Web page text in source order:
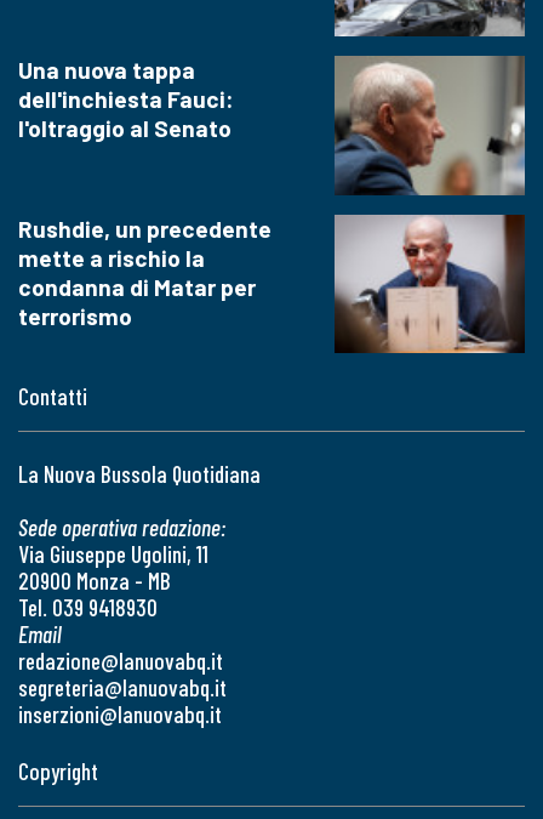
Contatti
La Nuova Bussola Quotidiana
Sede operativa redazione:
Via Giuseppe Ugolini, 11
20900 Monza - MB
Tel. 039 9418930
Email
redazione@lanuovabq.it
segreteria@lanuovabq.it
inserzioni@lanuovabq.it
Una nuova tappa
dell'inchiesta Fauci:
l'oltraggio al Senato
Rushdie, un precedente
mette a rischio la
condanna di Matar per
terrorismo
Copyright